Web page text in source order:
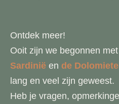
Ontdek meer!
Ooit zijn we begonnen
Sardinië en de
lang en veel zijn geweest.
Heb je vragen,